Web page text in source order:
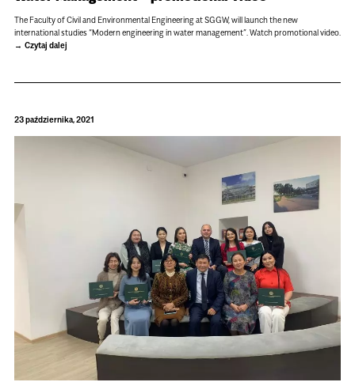
The Faculty of Civil and Environmental Engineering at SGGW, will launch the new
international studies “Modern engineering in water management”. Watch promotional video.
Czytaj dalej
23 października, 2021